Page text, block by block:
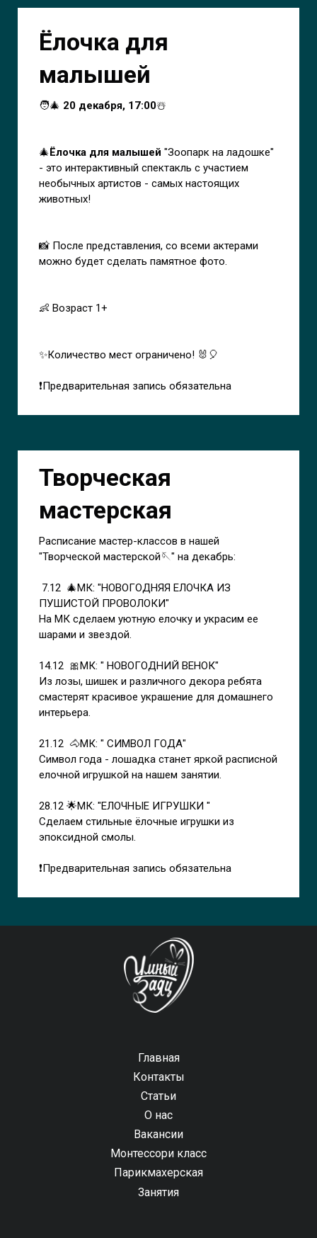
Ёлочка для
малышей
🧑‍🎄 20 декабря, 17:00☃️
🎄Ёлочка для малышей "Зоопарк на ладошке"
- это интерактивный спектакль с участием
необычных артистов - самых настоящих
животных!
📸 После представления, со всеми актерами
можно будет сделать памятное фото.
👶 Возраст 1+
✨Количество мест ограничено! 🐰🎈
❗Предварительная запись обязательна⠀⠀⠀⠀
Творческая
мастерская
Расписание мастер-классов в нашей
"Творческой мастерской🪡" на декабрь:
7.12 🎄МК: "НОВОГОДНЯЯ ЕЛОЧКА ИЗ
ПУШИСТОЙ ПРОВОЛОКИ"
На МК сделаем уютную елочку и украсим ее
шарами и звездой.
14.12 🎀МК: " НОВОГОДНИЙ ВЕНОК"
Из лозы, шишек и различного декора ребята
смастерят красивое украшение для домашнего
интерьера.
21.12 🐴МК: " СИМВОЛ ГОДА"
Символ года - лошадка станет яркой расписной
елочной игрушкой на нашем занятии.
28.12 🌟МК: "ЕЛОЧНЫЕ ИГРУШКИ "
Сделаем стильные ёлочные игрушки из
эпоксидной смолы.
❗Предварительная запись обязательна
Главная
Контакты
Статьи
О нас
Вакансии
Монтессори класс
Парикмахерская
Занятия